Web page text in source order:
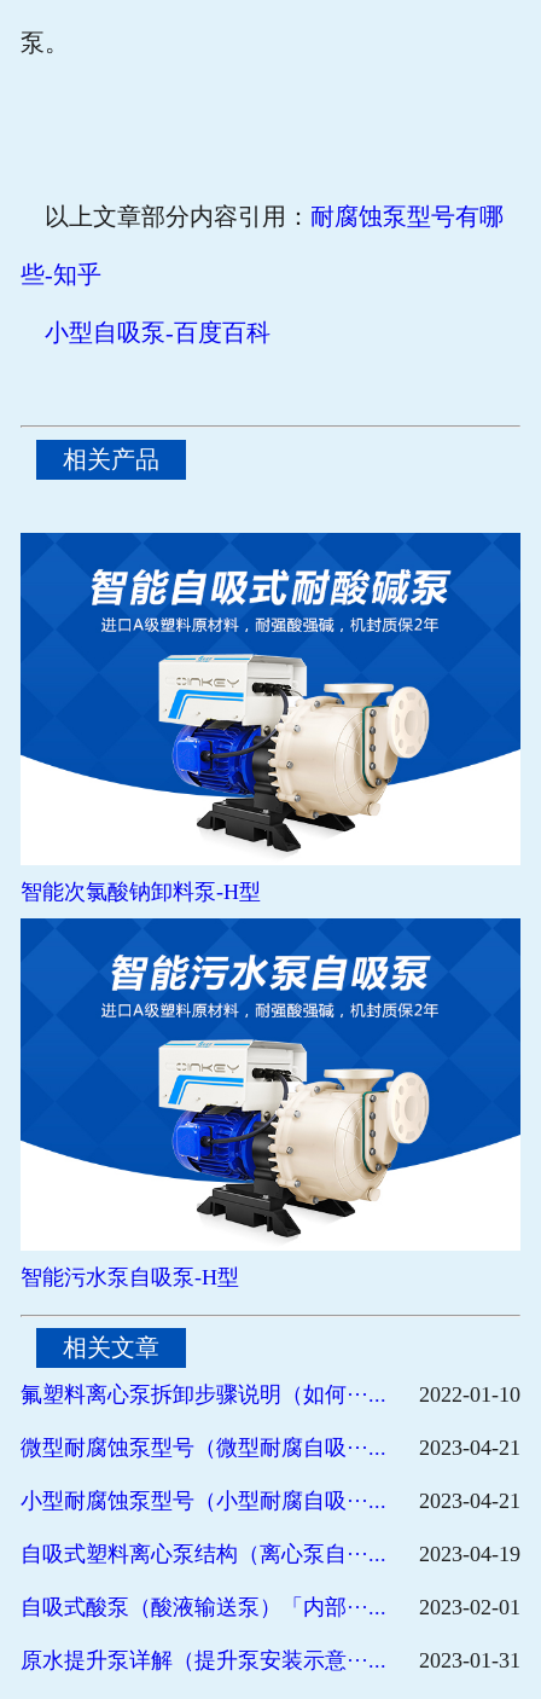
泵。
以上文章部分内容引用： 耐腐蚀泵型号有哪
些-知乎
小型自吸泵-百度百科
相关产品
智能次氯酸钠卸料泵-H型
智能污水泵自吸泵-H型
相关文章
氟塑料离心泵拆卸步骤说明（如何···... 2022-01-10
微型耐腐蚀泵型号（微型耐腐自吸···... 2023-04-21
小型耐腐蚀泵型号（小型耐腐自吸···... 2023-04-21
自吸式塑料离心泵结构（离心泵自···... 2023-04-19
自吸式酸泵（酸液输送泵）「内部···... 2023-02-01
原水提升泵详解（提升泵安装示意···... 2023-01-31